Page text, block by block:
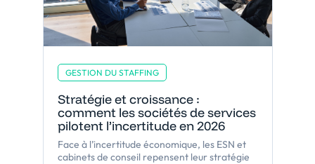
GESTION DU STAFFING
Stratégie et croissance :
comment les sociétés de services
pilotent l’incertitude en 2026
Face à l’incertitude économique, les ESN et
cabinets de conseil repensent leur stratégie